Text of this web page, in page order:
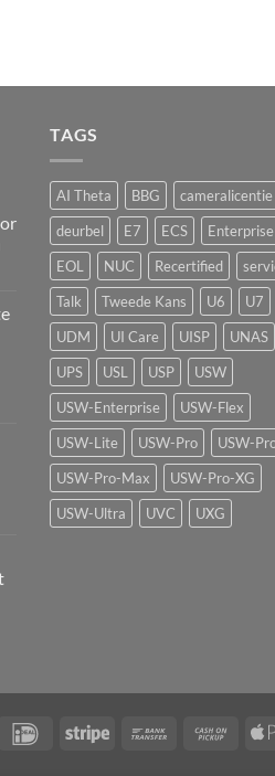
TAGS
AI Theta BBG
cameralicentie
deurbel
E7 ECS
Enterprise
EOL
NUC Recertified
Talk
Tweede Kans U6 U7
UDM
UI Care UISP
UNAS
UPS
USL USP
USW
USW-Enterprise
USW-Flex
USW-Lite
USW-Pro
USW-
USW-Pro-Max
USW-Pro-XG
USW-Ultra
UVC UXG
IDeal Stripe
Bank
Cash